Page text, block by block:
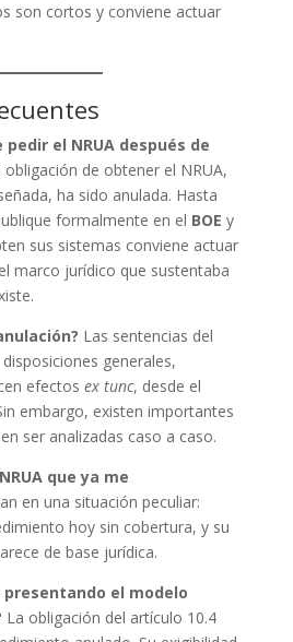
son cortos y conviene actuar
el NRUA después de
obligación de obtener el NRUA,
ha sido anulada. Hasta
formalmente en el BOE y
sus sistemas conviene actuar
marco jurídico que sustentaba
Las sentencias del
generales,
efectos ex tunc, desde el
embargo, existen importantes
ser analizadas caso a caso.
que ya me
en una situación peculiar:
hoy sin cobertura, y su
de base jurídica.
el modelo
La obligación del artículo 10.4